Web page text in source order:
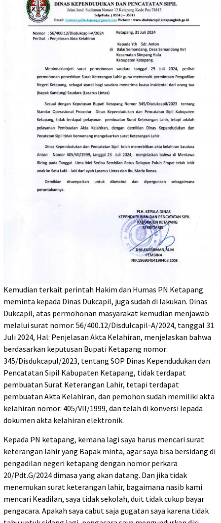
Kemudian terkait perintah Hakim dan Humas PN Ketapang
meminta kepada Dinas Dukcapil, juga sudah di lakukan. Dinas
Dukcapil, atas permohonan masyarakat kemudian menjawab
melalui surat nomor: 56/400.12/Disdulcapil-A/2024, tanggal 31
Juli 2024, Hal: Penjelasan Akta Kelahiran, menjelaskan bahwa
berdasarkan keputusan Bupati Ketapang nomor:
345/Disdukcapul/2023, tentang SOP Dinas Kependudukan dan
Pencatatan Sipil Kabupaten Ketapang, tidak terdapat
pembuatan Surat Keterangan Lahir, tetapi terdapat
pembuatan Akta Kelahiran, dan pemohon sudah memiliki akta
kelahiran nomor: 405/VII/1999, dan telah di konversi lepada
dokumen akta kelahiran elektronik.
Kepada PN ketapang, kemana lagi saya harus mencari surat
keterangan lahir yang Bapak minta, agar saya bisa bersidang di
pengadilan negeri ketapang dengan nomor perkara
20/Pdt.G/2024 dimasa yang akan datang. Dan jika tidak
menemukan surat keterangan lahir, bagaimana nasib kami
mencari Keadilan, saya tidak sekolah, duit tidak cukup bayar
pengacara. Apakah saya cabut saja gugatan saya karena tidak